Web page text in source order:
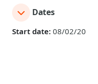
Dates
Start date: 08/02/20